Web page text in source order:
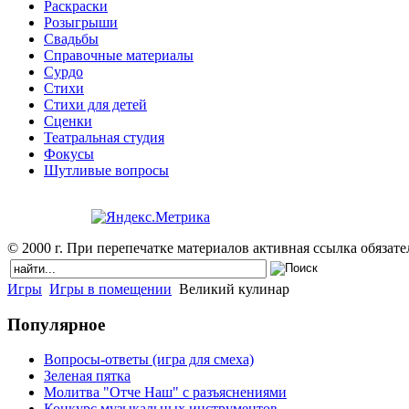
Раскраски
Розыгрыши
Свадьбы
Справочные материалы
Сурдо
Стихи
Стихи для детей
Сценки
Театральная студия
Фокусы
Шутливые вопросы
© 2000 г. При перепечатке материалов активная ссылка
Игры Игры в помещении Великий кулинар
Популярное
Вопросы-ответы (игра для смеха)
Зеленая пятка
Молитва "Отче Наш" с разъяснениями